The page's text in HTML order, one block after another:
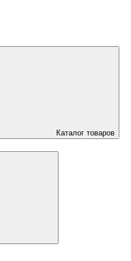
Каталог товаров